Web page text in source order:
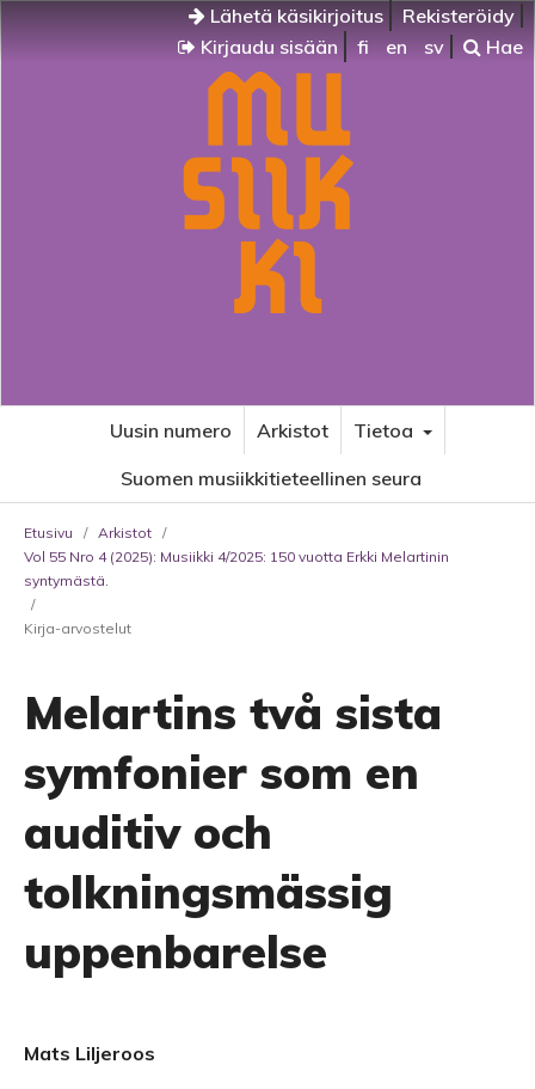
Lähetä käsikirjoitus
Rekisteröidy
Kirjaudu sisään
fi en sv Hae
Uusin numero Arkistot
Tietoa
Suomen musiikkitieteellinen seura
Etusivu / Arkistot /
Vol 55 Nro 4 (2025): Musiikki 4/2025: 150 vuotta Erkki Melartinin
syntymästä.
/
Kirja-arvostelut
Melartins två sista
symfonier som en
auditiv och
tolkningsmässig
uppenbarelse
Mats Liljeroos